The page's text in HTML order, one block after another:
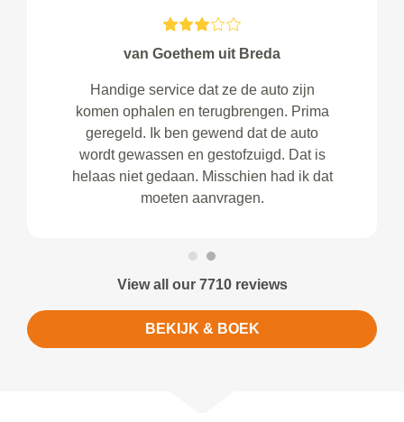
van Goethem uit Breda
Handige service dat ze de auto zijn
komen ophalen en terugbrengen. Prima
geregeld. Ik ben gewend dat de auto
wordt gewassen en gestofzuigd. Dat is
helaas niet gedaan. Misschien had ik dat
moeten aanvragen.
View all our 7710 reviews
BEKIJK & BOEK